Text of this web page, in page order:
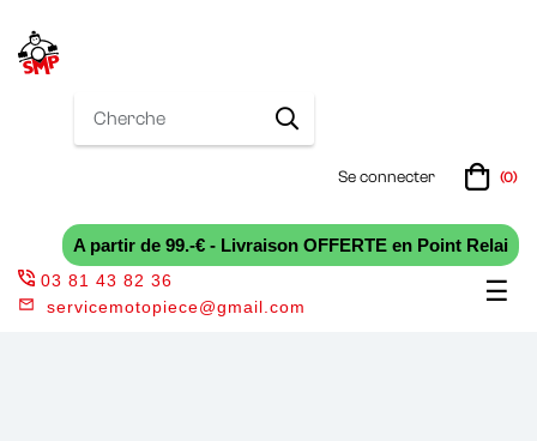
Se connecter (0)
A partir de 99.-€ - Livraison OFFERTE en Point Relai
☰
03 81 43 82 36
servicemotopiece@gmail.com